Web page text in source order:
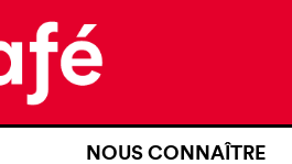
NOUS CONNAÎTRE